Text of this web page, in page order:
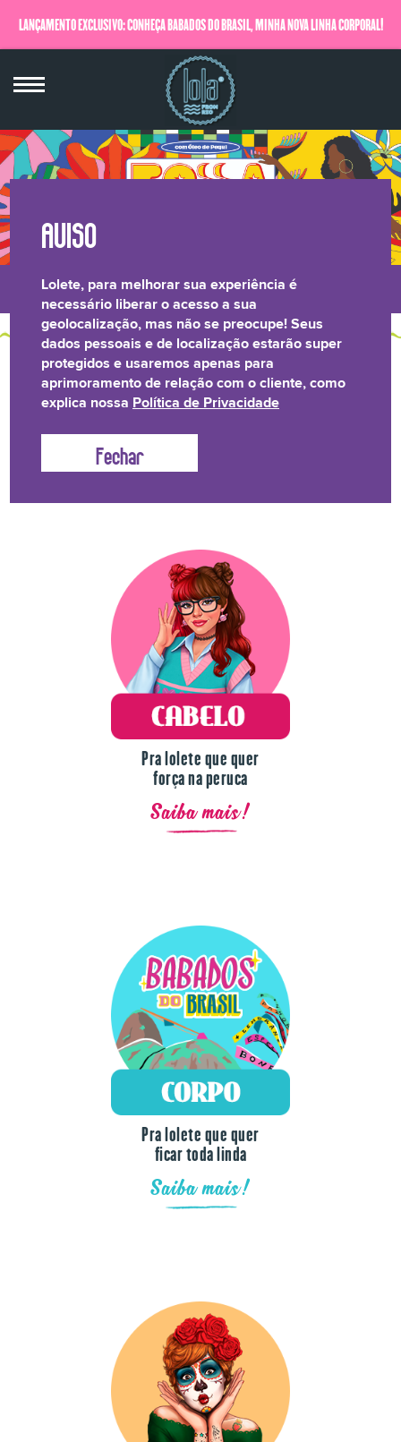
LANÇAMENTO EXCLUSIVO: CONHEÇA BABADOS DO BRASIL, MINHA NOVA LINHA CORPORAL!
QUERO SABER MAIS
LONGEVIDADE
CAPILAR
BRILHO LAMELAR CRESPOS &
CACHOS TRANSPARÊNCIA
AQUI TEM CONTEÚDO
Lolete não fica na mão! Temos uma linha de produtos
para o drama de cada dia.
Pra lolete que quer
força na peruca
Saiba mais!
Pra lolete que quer
ficar toda linda
Saiba mais!
Lolete, para melhorar sua experiência é
necessário liberar o acesso a sua
geolocalização, mas não se preocupe! Seus
dados pessoais e de localização estarão super
protegidos e usaremos apenas para
aprimoramento de relação com o cliente, como
explica nossa Política de Privacidade